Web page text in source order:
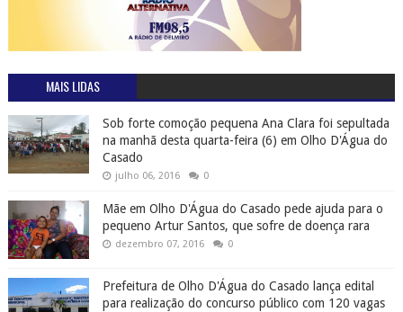
MAIS LIDAS
Sob forte comoção pequena Ana Clara foi sepultada
na manhã desta quarta-feira (6) em Olho D'Água do
Casado
julho 06, 2016 0
Mãe em Olho D'Água do Casado pede ajuda para o
pequeno Artur Santos, que sofre de doença rara
dezembro 07, 2016 0
Prefeitura de Olho D'Água do Casado lança edital
para realização do concurso público com 120 vagas